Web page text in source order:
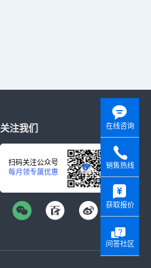
关注我们
扫码关注公众号
每月领专属优惠
在线咨询
销售热线
获取报价
问答社区